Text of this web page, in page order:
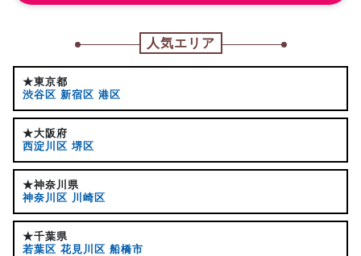
人気エリア
★東京都
渋谷区 新宿区 港区
★大阪府
西淀川区 堺区
★神奈川県
神奈川区 川崎区
★千葉県
若葉区 花見川区 船橋市